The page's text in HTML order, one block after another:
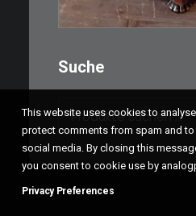
Suche
Suchen
nach:
This website uses cookies to
protect comments from spam and
social media. By closing this
you consent to cookie use by
Privacy Preferences